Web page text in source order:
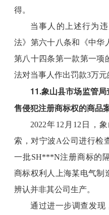
得。
当事人的上述行为
法》第六十八条和《中华
第八十四条第一款第一项
法对当事人作出罚款3万元
11.象山县市场监管
售侵犯注册商标权的商品
2022年12月12日，
索，对宁波A公司进行检
一批SH***N注册商标的
商标权利人上海某电气制
辨认并非其公司生产。
通过进一步调查发现